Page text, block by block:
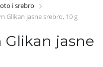
i srebro
Glikan jasne srebro, 10 g
Glikan jasne